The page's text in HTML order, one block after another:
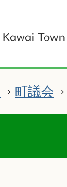
町議会